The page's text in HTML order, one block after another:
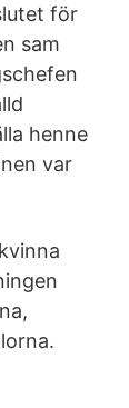
för
sam
henne
var